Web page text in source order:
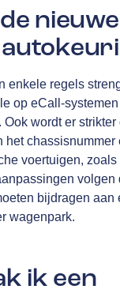
enkele regels
op eCall-
wordt er
het chassisnummer
voertuigen, zoals
bijdragen aan
wagenpark.
ik een